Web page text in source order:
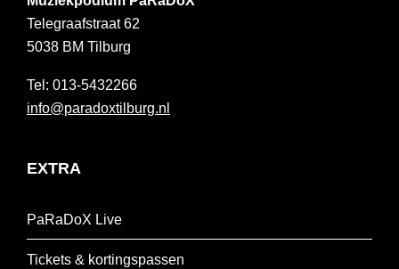
Telegraafstraat 62
5038 BM Tilburg
013-5432266
info@paradoxtilburg.nl
EXTRA
PaRaDoX Live
Tickets & kortingspassen